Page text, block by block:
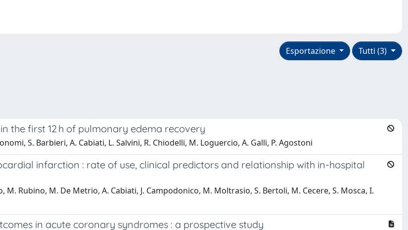
Tutti (3)
Esportazione
the first 12 h of pulmonary edema recovery
S. Barbieri, A. Cabiati, L. Salvini, R. Chiodelli, M. Loguercio, A. Galli, P. Agostoni
infarction : rate of use, clinical predictors and relationship with in-hospital
Rubino, M. De Metrio, A. Cabiati, J. Campodonico, M. Moltrasio, S. Bertoli, M. Cecere, S. Mosca, I.
in acute coronary syndromes : a prospective study